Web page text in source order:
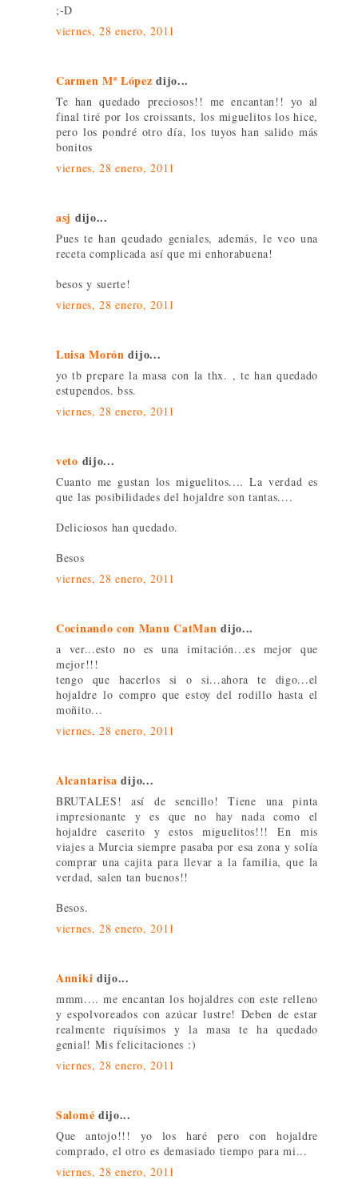
;-D
viernes, 28 enero, 2011
Carmen Mª López dijo...
Te han quedado preciosos!! me encantan!! yo al
final tiré por los croissants, los miguelitos los hice,
pero los pondré otro día, los tuyos han salido más
bonitos
viernes, 28 enero, 2011
asj dijo...
Pues te han qeudado geniales, además, le veo una
receta complicada así que mi enhorabuena!
besos y suerte!
viernes, 28 enero, 2011
Luisa Morón dijo...
yo tb prepare la masa con la thx. , te han quedado
estupendos. bss.
viernes, 28 enero, 2011
veto dijo...
Cuanto me gustan los miguelitos.... La verdad es
que las posibilidades del hojaldre son tantas....
Deliciosos han quedado.
Besos
viernes, 28 enero, 2011
Cocinando con Manu CatMan dijo...
a ver...esto no es una imitación...es mejor que
mejor!!!
tengo que hacerlos si o si...ahora te digo...el
hojaldre lo compro que estoy del rodillo hasta el
moñito...
viernes, 28 enero, 2011
Alcantarisa dijo...
BRUTALES! así de sencillo! Tiene una pinta
impresionante y es que no hay nada como el
hojaldre caserito y estos miguelitos!!! En mis
viajes a Murcia siempre pasaba por esa zona y solía
comprar una cajita para llevar a la familia, que la
verdad, salen tan buenos!!
Besos.
viernes, 28 enero, 2011
Anniki dijo...
mmm.... me encantan los hojaldres con este relleno
y espolvoreados con azúcar lustre! Deben de estar
realmente riquísimos y la masa te ha quedado
genial! Mis felicitaciones :)
viernes, 28 enero, 2011
Salomé dijo...
Que antojo!!! yo los haré pero con hojaldre
comprado, el otro es demasiado tiempo para mi...
viernes, 28 enero, 2011